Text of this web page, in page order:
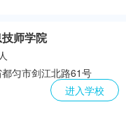
师学院
人
匀市剑江北路61号
进入学校